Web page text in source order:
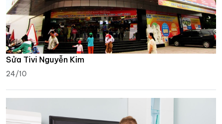
Sửa Tivi Nguyễn Kim
24/10